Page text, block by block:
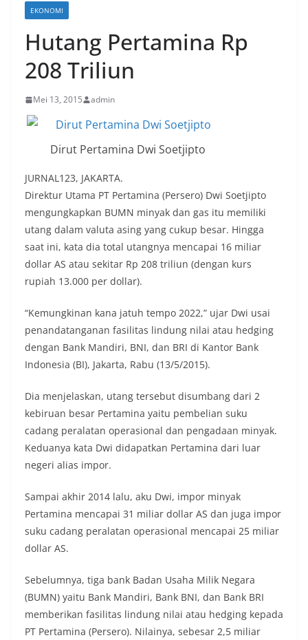
EKONOMI
Hutang Pertamina Rp
208 Triliun
Mei 13, 2015 admin
Dirut Pertamina Dwi Soetjipto
JURNAL123, JAKARTA.
Direktur Utama PT Pertamina (Persero) Dwi Soetjipto
mengungkapkan BUMN minyak dan gas itu memiliki
utang dalam valuta asing yang cukup besar. Hingga
saat ini, kata dia total utangnya mencapai 16 miliar
dollar AS atau sekitar Rp 208 triliun (dengan kurs
rupiah 13.000 per dollar).
“Kemungkinan kana jatuh tempo 2022,” ujar Dwi usai
penandatanganan fasilitas lindung nilai atau hedging
dengan Bank Mandiri, BNI, dan BRI di Kantor Bank
Indonesia (BI), Jakarta, Rabu (13/5/2015).
Dia menjelaskan, utang tersebut disumbang dari 2
kebiruan besar Pertamina yaitu pembelian suku
cadang peralatan operasional dan pengadaan minyak.
Keduanya kata Dwi didapatkan Pertamina dari luar
negeri alias impor.
Sampai akhir 2014 lalu, aku Dwi, impor minyak
Pertamina mencapai 31 miliar dollar AS dan juga impor
suku cadang peralatan operasional mencapai 25 miliar
dollar AS.
Sebelumnya, tiga bank Badan Usaha Milik Negara
(BUMN) yaitu Bank Mandiri, Bank BNI, dan Bank BRI
memberikan fasilitas lindung nilai atau hedging kepada
PT Pertamina (Persero). Nilainya, sebesar 2,5 miliar